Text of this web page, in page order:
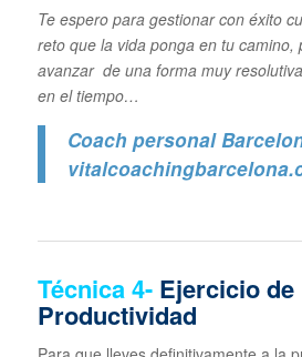
Te espero para gestionar con éxito
reto que la vida ponga en tu camino,
avanzar de una forma muy
en el tiempo…
Coach personal
Técnica4-Ejercicio de
Productividad